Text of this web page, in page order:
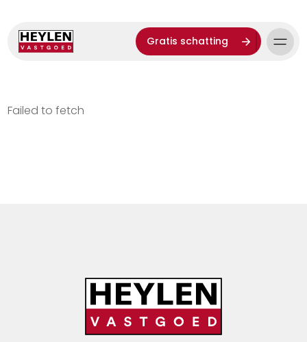
Gratis schatting
Failed to fetch